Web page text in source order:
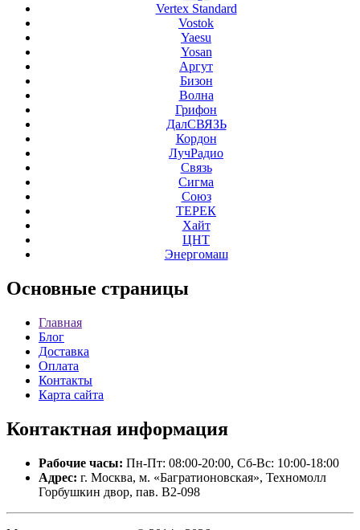
Vertex Standard
Vostok
Yaesu
Yosan
Аргут
Бизон
Волна
Грифон
ДалСВЯЗЬ
Кордон
ЛучРадио
Связь
Сигма
Союз
ТЕРЕК
Хайт
ЦНТ
Энергомаш
Основные страницы
Главная
Блог
Доставка
Оплата
Контакты
Карта сайта
Контактная информация
Рабочие часы: Пн-Пт: 08:00-20:00, Сб-Вс: 10:00-18:00
Адрес: г. Москва, м. «Багратионовская», Техномолл
Горбушкин двор, пав. B2-098